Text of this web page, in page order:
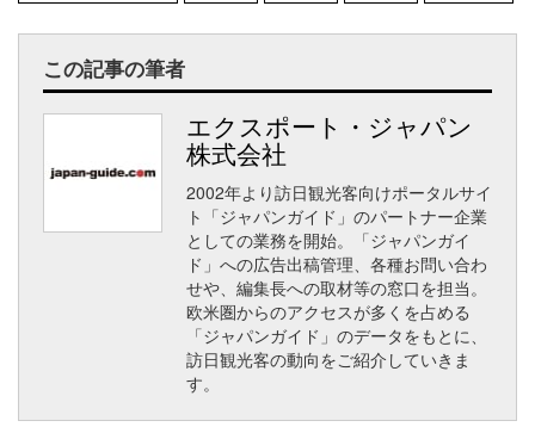
この記事の筆者
エクスポート・ジャパン
株式会社
2002年より訪日観光客向けポータルサイ
ト「ジャパンガイド」のパートナー企業
としての業務を開始。「ジャパンガイ
ド」への広告出稿管理、各種お問い合わ
せや、編集長への取材等の窓口を担当。
欧米圏からのアクセスが多くを占める
「ジャパンガイド」のデータをもとに、
訪日観光客の動向をご紹介していきま
す。